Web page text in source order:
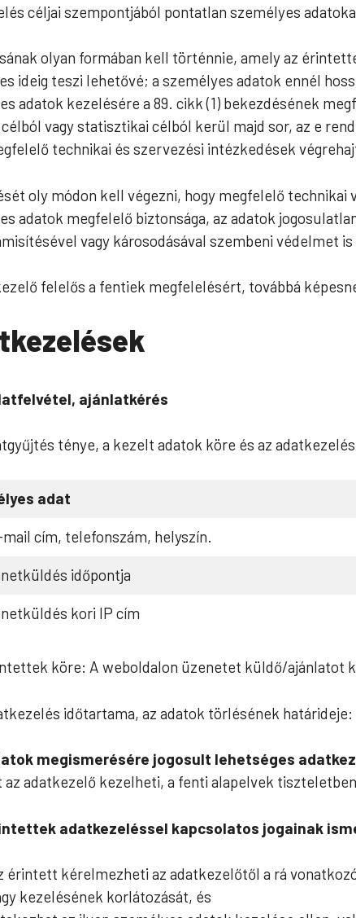
céljai szempontjából pontatlan személyes
olyan formában kell történnie, amely az
ideig teszi lehetővé; a személyes adatok ennél
adatok kezelésére a 89. cikk (1) bekezdésének
vagy statisztikai célból kerül majd sor, az e
technikai és szervezési intézkedések
oly módon kell végezni, hogy megfelelő
adatok megfelelő biztonsága, az adatok
vagy károsodásával szembeni védelmet is
felelős a fentiek megfelelésért, továbbá
ajánlatkérés
ténye, a kezelt adatok köre és az
adat
cím, telefonszám, helyszín.
időpontja
kori IP cím
köre: A weboldalon üzenetet küldő/ajánlatot
időtartama, az adatok törlésének
megismerésére jogosult lehetséges
az adatkezelő kezelheti, a fenti alapelvek
adatkezeléssel kapcsolatos jogainak
érintett kérelmezheti az adatkezelőtől a rá
kezelésének korlátozását, és